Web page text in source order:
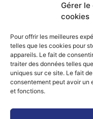
Gérer
cookies
Pour offrir les meilleures
telles que les cookies pour
appareils. Le fait de
traiter des données telles
uniques sur ce site. Le fait
consentement peut avoir un
et fonctions.